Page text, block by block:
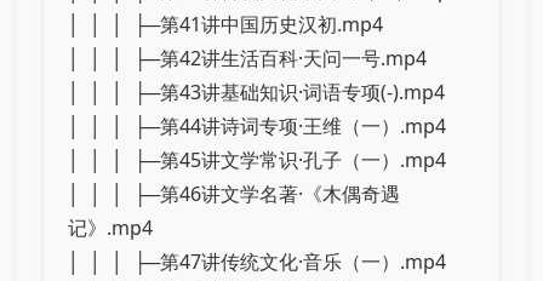
│ │ │ ├─第41讲中国历史汉初.mp4
│ │ │ ├─第42讲生活百科·天问一号.mp4
│ │ │ ├─第43讲基础知识·词语专项(-).mp4
│ │ │ ├─第44讲诗词专项·王维（一）.mp4
│ │ │ ├─第45讲文学常识·孔子（一）.mp4
│ │ │ ├─第46讲文学名著·《木偶奇遇
记》.mp4
│ │ │ ├─第47讲传统文化·音乐（一）.mp4